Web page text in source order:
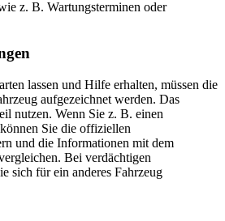
z. B. Wartungsterminen oder
lassen und Hilfe erhalten, müssen die
aufgezeichnet werden. Das
nutzen. Wenn Sie z. B. einen
Sie die offiziellen
und die Informationen mit dem
Bei verdächtigen
sich für ein anderes Fahrzeug